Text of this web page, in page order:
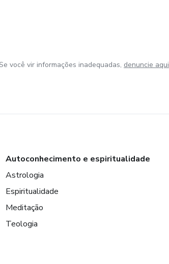
você vir informações inadequadas, denuncie aqui
Autoconhecimento e espiritualidade
Astrologia
Espiritualidade
Meditação
Teologia